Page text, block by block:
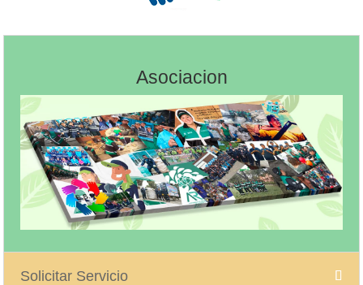
Asociacion
Solicitar Servicio